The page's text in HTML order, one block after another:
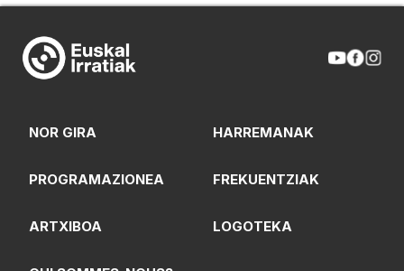
NOR GIRA HARREMANAK
PROGRAMAZIONEA FREKUENTZIAK
ARTXIBOA LOGOTEKA